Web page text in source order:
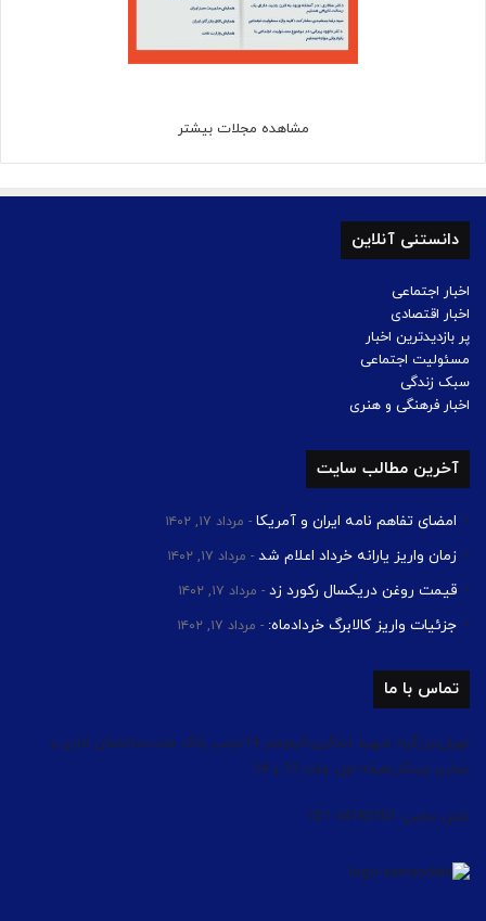
مشاهده مجلات بیشتر
دانستنی آنلاین
اخبار اجتماعی
اخبار اقتصادی
پر بازدیدترین اخبار
مسئولیت اجتماعی
سبک زندگی
اخبار فرهنگی و هنری
آخرین مطالب سایت
امضای تفاهم نامه ایران و آمریکا مرداد ۱۷, ۱۴۰۲
زمان واریز یارانه خرداد اعلام شد مرداد ۱۷, ۱۴۰۲
قیمت روغن دریکسال رکورد زد مرداد ۱۷, ۱۴۰۲
جزئیات واریز کالابرگ خردادماه: مرداد ۱۷, ۱۴۰۲
تماس با ما
تهران،بزرگراه شهید لشگری،کیلومتر 14،جنب بانک ملت،ساختمان اداری و
تجاری چیتگر،طبقه اول، واحد 13 و 14
تلفن تماس: 44182503 021